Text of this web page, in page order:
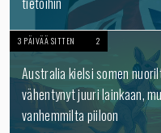
3 PÄIVÄÄ SITTEN 2
Australia kielsi somen
vähentynyt juuri lainkaan,
vanhemmilta piiloon